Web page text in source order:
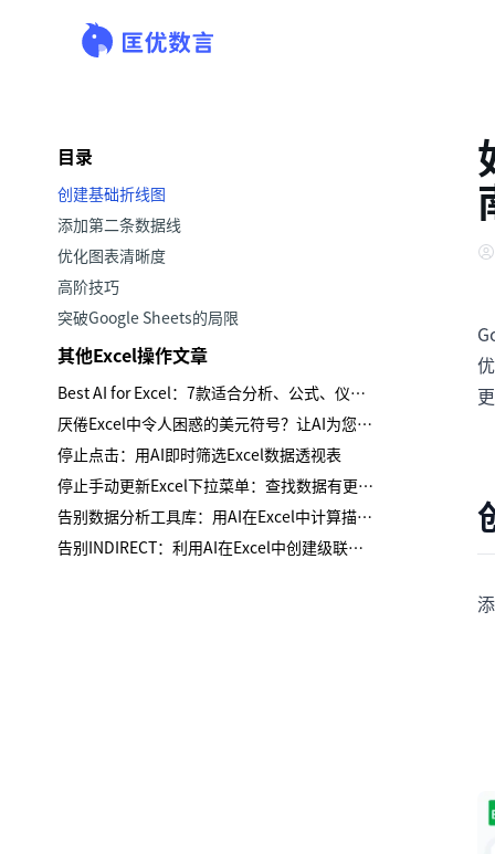
目录
创建基础折线图
添加第二条数据线
优化图表清晰度
高阶技巧
突破Google Sheets的局限
其他Excel操作文章
Best AI for Excel：7款适合分析、公式、仪表板与报告的工具
厌倦Excel中令人困惑的美元符号？让AI为您处理混合引用
停止点击：用AI即时筛选Excel数据透视表
停止手动更新Excel下拉菜单：查找数据有更智能的方法
告别数据分析工具库：用AI在Excel中计算描述性统计
告别INDIRECT：利用AI在Excel中创建级联下拉列表